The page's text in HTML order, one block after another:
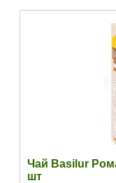
Чай Basilur
шт